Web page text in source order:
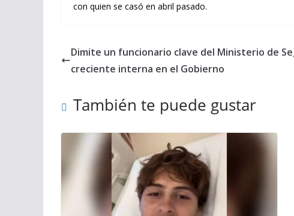
con quien se casó en abril pasado.
Dimite un funcionario clave del Ministerio de
creciente interna en el Gobierno
También te puede gustar